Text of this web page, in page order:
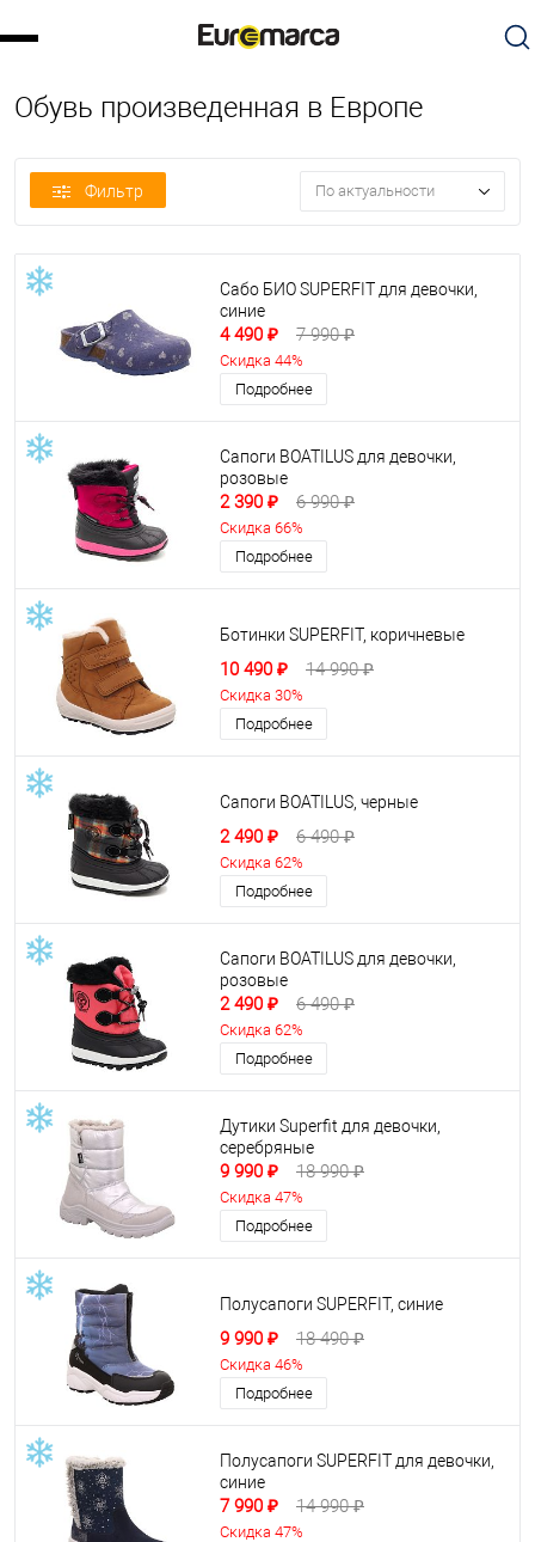
Обувь произведенная в Европе
Фильтр По актуальности
Сабо БИО SUPERFIT для девочки,
синие
4 490 ₽ 7 990 ₽
Скидка 44%
Подробнее
Сапоги BOATILUS для девочки,
розовые
2 390 ₽ 6 990 ₽
Скидка 66%
Подробнее
Ботинки SUPERFIT, коричневые
10 490 ₽ 14 990 ₽
Скидка 30%
Подробнее
Сапоги BOATILUS, черные
2 490 ₽ 6 490 ₽
Скидка 62%
Подробнее
Сапоги BOATILUS для девочки,
розовые
2 490 ₽ 6 490 ₽
Скидка 62%
Подробнее
Дутики Superfit для девочки,
серебряные
9 990 ₽ 18 990 ₽
Скидка 47%
Подробнее
Полусапоги SUPERFIT, синие
9 990 ₽ 18 490 ₽
Скидка 46%
Подробнее
Полусапоги SUPERFIT для девочки,
синие
7 990 ₽ 14 990 ₽
Скидка 47%